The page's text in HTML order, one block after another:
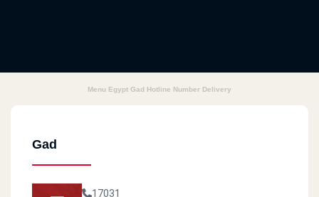
Menu Egypt Gad Hotline Number Delivery
Gad
17031